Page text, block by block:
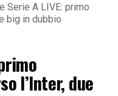
Serie A LIVE: primo
big in dubbio
l’Inter, due